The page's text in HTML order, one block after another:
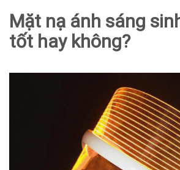
Mặt nạ ánh sáng
tốt hay không?